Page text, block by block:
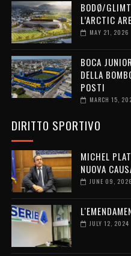
BODØ/
L’ARCTIC
MAY 21, 2026
BOCA
DELLA
POSTI
MARCH 15,
DIRITTO SPORTIVO
MICHEL
NUOVA
JUNE 09, 2026
JULY 12, 2024